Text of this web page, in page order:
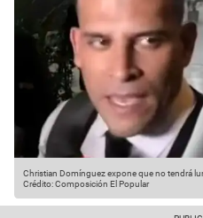
Christian Domínguez expone que no tendrá
Crédito: Composición El Popular